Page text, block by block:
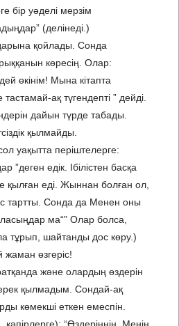
бір уәделі мерзім
(делінеді.)
қойлады. Сонда
көресің. Олар:
өкінім! Мына кітапта
тастамай-ақ түгендепті ” дейді.
дайын түрде табады.
қылмайды.
уақытта періштелерге:
”деген едік. Ібілістен басқа
қылған еді. Жыннан болған ол,
тартты. Сонда да Менен оны
ма“” Олар болса,
тұрып, шайтанды дос көру.)
өзгеріс!
және олардың өздерін
қылмадым. Сондай-ақ
көмекші еткен емеспін.